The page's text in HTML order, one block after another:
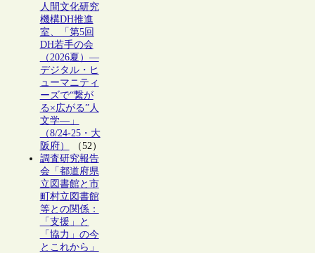
人間文化研究
機構DH推進
室、「第5回
DH若手の会
（2026夏）―
デジタル・ヒ
ューマニティ
ーズで“繋が
る×広がる”人
文学―」
（8/24-25・大
阪府）
（52）
調査研究報告
会「都道府県
立図書館と市
町村立図書館
等との関係：
「支援」と
「協力」の今
とこれから」